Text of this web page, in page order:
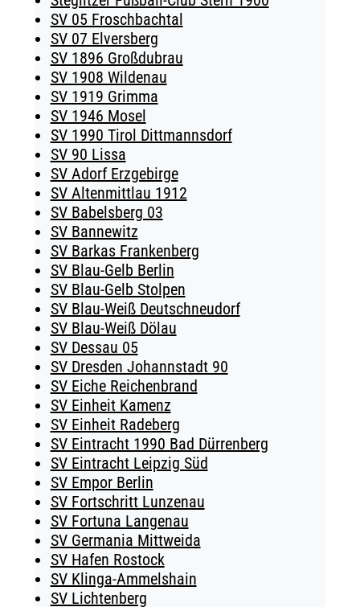
SV 05 Froschbachtal
SV 07 Elversberg
SV 1896 Großdubrau
SV 1908 Wildenau
SV 1919 Grimma
SV 1946 Mosel
SV 1990 Tirol Dittmannsdorf
SV 90 Lissa
SV Adorf Erzgebirge
SV Altenmittlau 1912
SV Babelsberg 03
SV Bannewitz
SV Barkas Frankenberg
SV Blau-Gelb Berlin
SV Blau-Gelb Stolpen
SV Blau-Weiß Deutschneudorf
SV Blau-Weiß Dölau
SV Dessau 05
SV Dresden Johannstadt 90
SV Eiche Reichenbrand
SV Einheit Kamenz
SV Einheit Radeberg
SV Eintracht 1990 Bad Dürrenberg
SV Eintracht Leipzig Süd
SV Empor Berlin
SV Fortschritt Lunzenau
SV Fortuna Langenau
SV Germania Mittweida
SV Hafen Rostock
SV Klinga-Ammelshain
SV Lichtenberg